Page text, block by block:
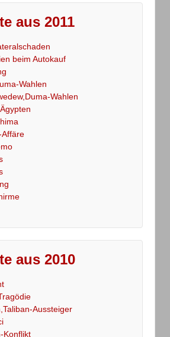
aus 2011
beim Autokauf
Wahlen
Wahlen
aus 2010
Aussteiger
Konflikt